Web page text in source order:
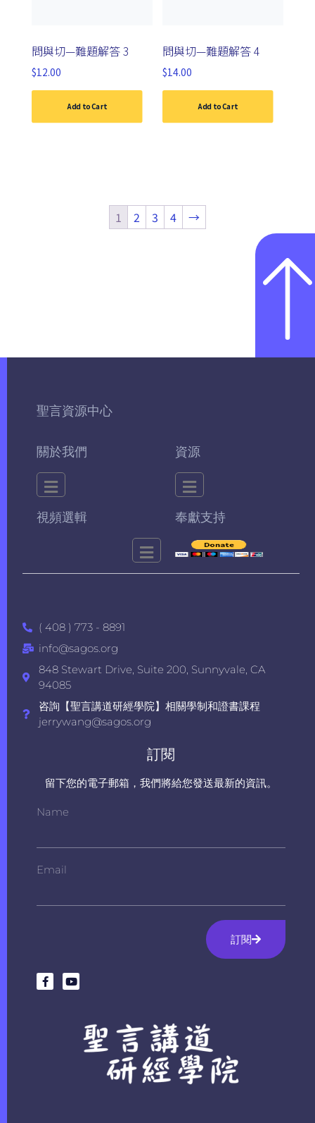
問與切—難題解答 3
$12.00
Add to Cart
問與切—難題解答 4
$14.00
Add to Cart
1 2 3 4 →
聖言資源中心
關於我們 資源
視頻選輯 奉獻支持
( 408 ) 773 - 8891
info@sagos.org
848 Stewart Drive, Suite 200, Sunnyvale, CA
94085
咨詢【聖言講道研經學院】相關學制和證書課程
jerrywang@sagos.org
訂閱
留下您的電子郵箱，我們將給您發送最新的資訊。
Name
Email
訂閱